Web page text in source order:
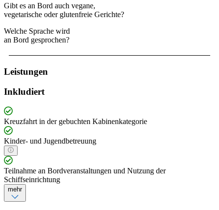
Gibt es an Bord auch vegane,
vegetarische oder glutenfreie Gerichte?
Welche Sprache wird
an Bord gesprochen?
Leistungen
Inkludiert
Kreuzfahrt in der gebuchten Kabinenkategorie
Kinder- und Jugendbetreuung
Teilnahme an Bordveranstaltungen und Nutzung der
Schiffseinrichtung
mehr